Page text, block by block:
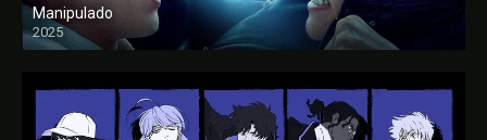
Manipulado
2025